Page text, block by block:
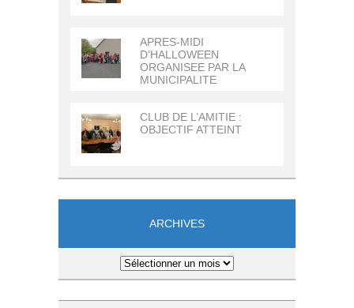
APRES-MIDI
D’HALLOWEEN
ORGANISEE PAR LA
MUNICIPALITE
CLUB DE L’AMITIE :
OBJECTIF ATTEINT
ARCHIVES